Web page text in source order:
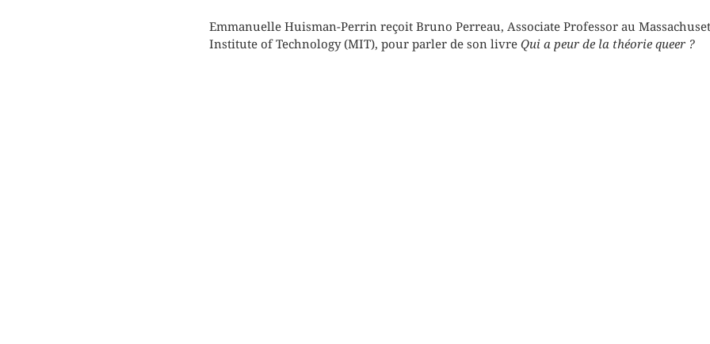
augmenter
ou
Emmanuelle Huisman-Perrin reçoit Bruno Perreau, Associate Professor au
Institute of Technology (MIT), pour parler de son livre Qui a peur de la théorie queer ?